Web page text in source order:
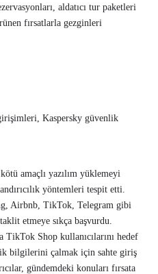
aldatıcı tur paketleri
fırsatlarla gezginleri
Kaspersky güvenlik
amaçlı yazılım yüklemeyi
yöntemleri tespit etti.
Airbnb, TikTok, Telegram gibi
etmeye sıkça başvurdu.
Shop kullanıcılarını hedef
bilgilerini çalmak için sahte giriş
gündemdeki konuları fırsata